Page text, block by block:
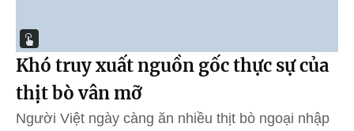
Khó truy xuất nguồn gốc thực sự của
thịt bò vân mỡ
Người Việt ngày càng ăn nhiều thịt bò ngoại nhập